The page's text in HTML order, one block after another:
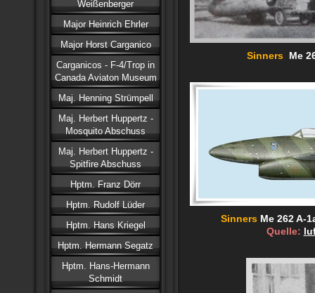
Weißenberger
Major Heinrich Ehrler
Major Horst Carganico
Carganicos - F-4/Trop in
Canada Aviaton Museum
Maj. Henning Strümpell
Maj. Herbert Huppertz -
Mosquito Abschuss
Maj. Herbert Huppertz -
Spitfire Abschuss
Hptm. Franz Dörr
Hptm. Rudolf Lüder
Hptm. Hans Kriegel
Hptm. Hermann Segatz
Hptm. Hans-Hermann
Schmidt
Sinners Me
SinnersMe 262 A-
Quelle: